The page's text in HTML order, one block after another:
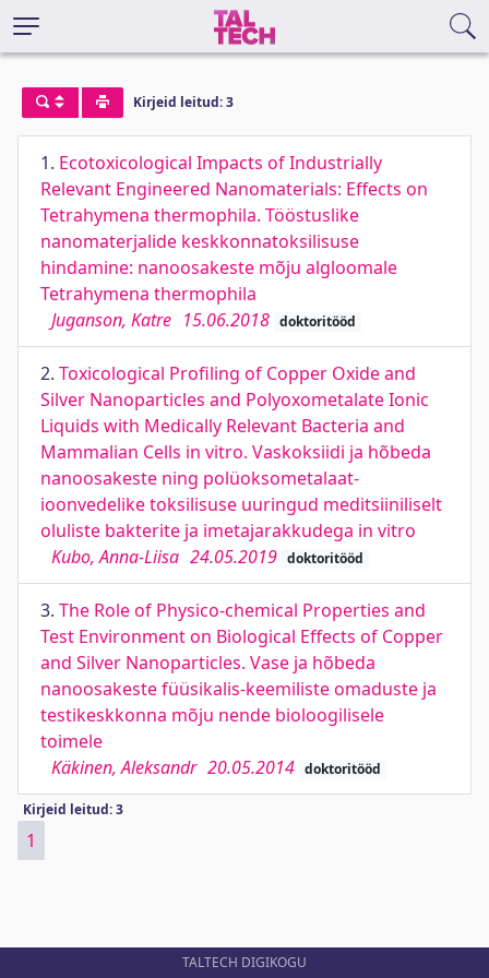
Kirjeid leitud: 3
1. Ecotoxicological Impacts of Industrially
Relevant Engineered Nanomaterials: Effects on
Tetrahymena thermophila. Tööstuslike
nanomaterjalide keskkonnatoksilisuse
hindamine: nanoosakeste mõju algloomale
Tetrahymena thermophila
Juganson, Katre 15.06.2018 doktoritööd
2. Toxicological Profiling of Copper Oxide and
Silver Nanoparticles and Polyoxometalate Ionic
Liquids with Medically Relevant Bacteria and
Mammalian Cells in vitro. Vaskoksiidi ja hõbeda
nanoosakeste ning polüoksometalaat-
ioonvedelike toksilisuse uuringud meditsiiniliselt
oluliste bakterite ja imetajarakkudega in vitro
Kubo, Anna-Liisa 24.05.2019 doktoritööd
3. The Role of Physico-chemical Properties and
Test Environment on Biological Effects of Copper
and Silver Nanoparticles. Vase ja hõbeda
nanoosakeste füüsikalis-keemiliste omaduste ja
testikeskkonna mõju nende bioloogilisele
toimele
Käkinen, Aleksandr 20.05.2014 doktoritööd
Kirjeid leitud: 3
1
TALTECH DIGIKOGU